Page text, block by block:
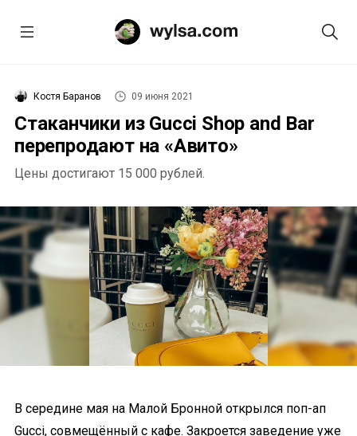
Костя Баранов 09 июня 2021
Стаканчики из Gucci Shop and Bar
перепродают на «Авито»
Цены достигают 15 000 рублей.
В середине мая на Малой Бронной открылся поп-ап
Gucci, совмещённый с кафе. Закроется заведение уже